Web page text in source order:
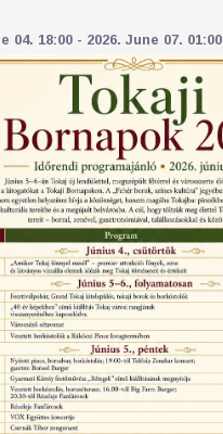
04. 18:00 - 2026. June 07. 01:00